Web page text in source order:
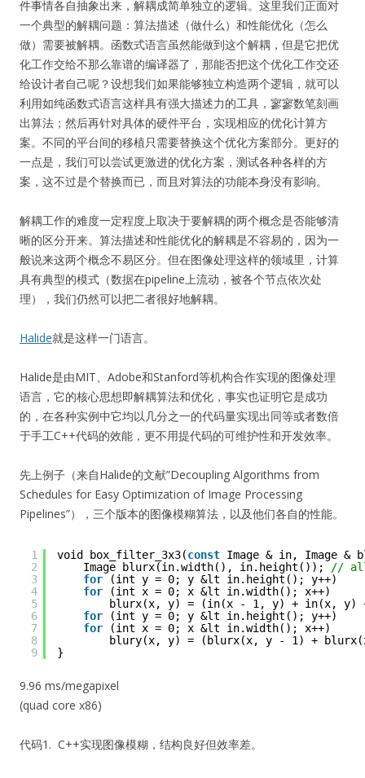
件事情各自抽象出来，解耦成简单独立的逻辑。这里我们正面对
一个典型的解耦问题：算法描述（做什么）和性能优化（怎么
做）需要被解耦。函数式语言虽然能做到这个解耦，但是它把优
化工作交给不那么靠谱的编译器了，那能否把这个优化工作交还
给设计者自己呢？设想我们如果能够独立构造两个逻辑，就可以
利用如纯函数式语言这样具有强大描述力的工具，寥寥数笔刻画
出算法；然后再针对具体的硬件平台，实现相应的优化计算方
案。不同的平台间的移植只需要替换这个优化方案部分。更好的
一点是，我们可以尝试更激进的优化方案，测试各种各样的方
案，这不过是个替换而已，而且对算法的功能本身没有影响。
解耦工作的难度一定程度上取决于要解耦的两个概念是否能够清
晰的区分开来。算法描述和性能优化的解耦是不容易的，因为一
般说来这两个概念不易区分。但在图像处理这样的领域里，计算
具有典型的模式（数据在pipeline上流动，被各个节点依次处
理），我们仍然可以把二者很好地解耦。
Halide就是这样一门语言。
Halide是由MIT、Adobe和Stanford等机构合作实现的图像处理
语言，它的核心思想即解耦算法和优化，事实也证明它是成功
的，在各种实例中它均以几分之一的代码量实现出同等或者数倍
于手工C++代码的效能，更不用提代码的可维护性和开发效率。
先上例子（来自Halide的文献”Decoupling Algorithms from
Schedules for Easy Optimization of Image Processing
Pipelines”），三个版本的图像模糊算法，以及他们各自的性能。
1
2
3
4
5
6
7
8
9
void box_filter_3x3(const Image & in, Image &
Image blurx(in.width(), in.height());
//
for
(int y = 0; y &lt in.height(); y++)
for
(int x = 0; x &lt in.width(); x++)
blurx(x, y) = (in(x - 1, y) + in(x, y)
for
(int y = 0; y &lt in.height(); y++)
for
(int x = 0; x &lt in.width(); x++)
blury(x, y) = (blurx(x, y - 1) +
}
9.96 ms/megapixel
(quad core x86)
代码1. C++实现图像模糊，结构良好但效率差。